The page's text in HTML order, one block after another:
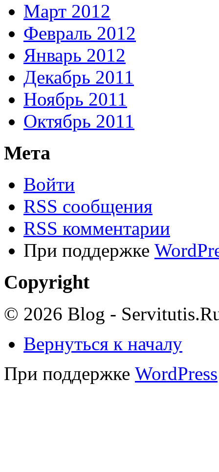
Март 2012
Февраль 2012
Январь 2012
Декабрь 2011
Ноябрь 2011
Октябрь 2011
Мета
Войти
RSS сообщения
RSS комментарии
При поддержке
Copyright
© 2026 Blog -
Вернуться к началу
При поддержке WordPress